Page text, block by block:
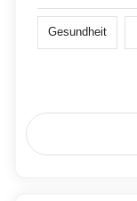
Gesundheit